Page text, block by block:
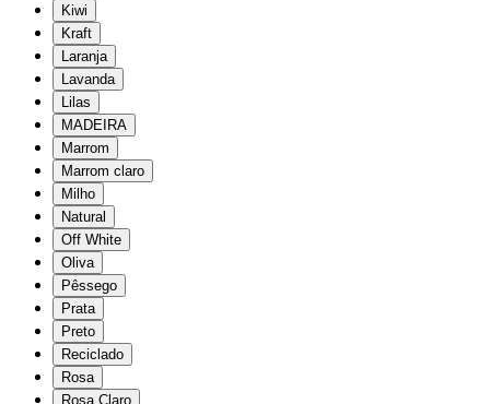
Kiwi
Kraft
Laranja
Lavanda
Lilas
MADEIRA
Marrom
Marrom claro
Milho
Natural
Off White
Oliva
Pêssego
Prata
Preto
Reciclado
Rosa
Rosa Claro